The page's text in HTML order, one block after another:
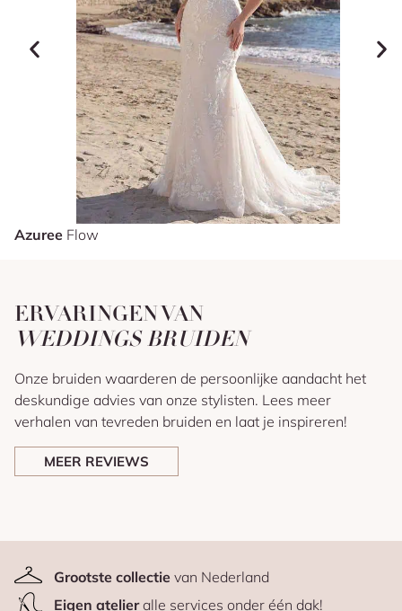
Azuree Flow
ERVARINGEN VAN
WEDDINGS BRUIDEN
Onze bruiden waarderen de persoonlijke aandacht het
deskundige advies van onze stylisten. Lees meer
verhalen van tevreden bruiden en laat je inspireren!
MEER REVIEWS
Grootste collectievan Nederland
Eigen atelieralle services onder één dak!